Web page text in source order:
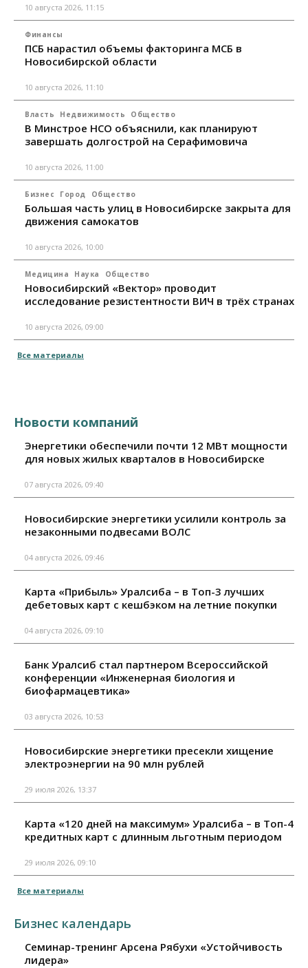
10 августа 2026, 11:15
Финансы
ПСБ нарастил объемы факторинга МСБ в
Новосибирской области
10 августа 2026, 11:10
Власть Недвижимость Общество
В Минстрое НСО объяснили, как планируют
завершать долгострой на Серафимовича
10 августа 2026, 11:00
Бизнес Город Общество
Большая часть улиц в Новосибирске закрыта для
движения самокатов
10 августа 2026, 10:00
Медицина Наука Общество
Новосибирский «Вектор» проводит
исследование резистентности ВИЧ в трёх странах
10 августа 2026, 09:00
Все материалы
Новости компаний
Энергетики обеспечили почти 12 МВт мощности
для новых жилых кварталов в Новосибирске
07 августа 2026, 09:40
Новосибирские энергетики усилили контроль за
незаконными подвесами ВОЛС
04 августа 2026, 09:46
Карта «Прибыль» Уралсиба – в Топ-3 лучших
дебетовых карт с кешбэком на летние покупки
04 августа 2026, 09:10
Банк Уралсиб стал партнером Всероссийской
конференции «Инженерная биология и
биофармацевтика»
03 августа 2026, 10:53
Новосибирские энергетики пресекли хищение
электроэнергии на 90 млн рублей
29 июля 2026, 13:37
Карта «120 дней на максимум» Уралсиба – в Топ-4
кредитных карт с длинным льготным периодом
29 июля 2026, 09:10
Все материалы
Бизнес календарь
Семинар-тренинг Арсена Рябухи «Устойчивость
лидера»